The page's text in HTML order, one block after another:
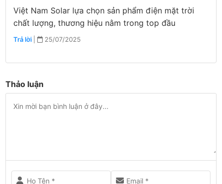
Việt Nam Solar lựa chọn sản phẩm điện mặt trời
chất lượng, thương hiệu nằm trong top đầu
Trả lời | 25/07/2025
Thảo luận